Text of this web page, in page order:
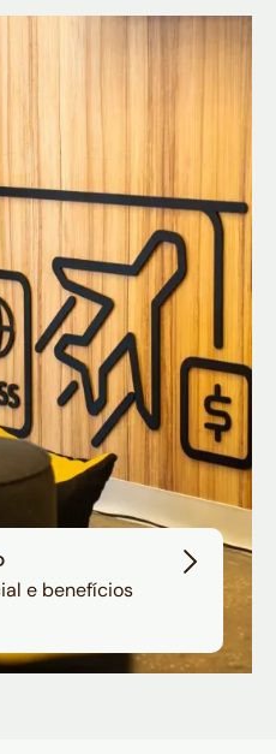
com cashback
e benefícios